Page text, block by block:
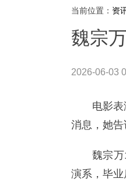
当前位置： 资
魏宗
2026-06-03
电影
消息，她
魏宗
演系，毕